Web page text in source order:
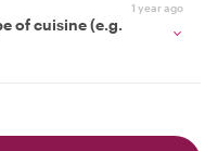
1 year ago
of cuisine (e.g.